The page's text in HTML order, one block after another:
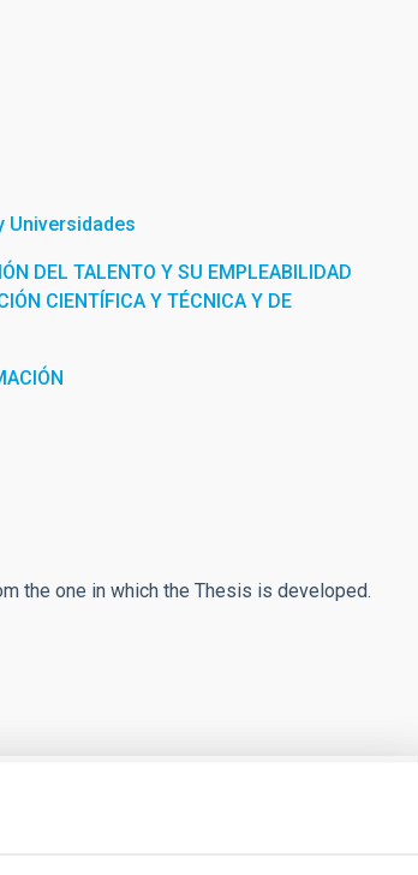
Universidades
DEL TALENTO Y SU EMPLEABILIDAD
CIENTÍFICA Y TÉCNICA Y DE
the one in which the Thesis is developed.